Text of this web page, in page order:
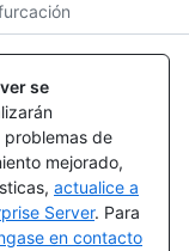
se
problemas de
mejorado,
actualice a
Server. Para
en contacto